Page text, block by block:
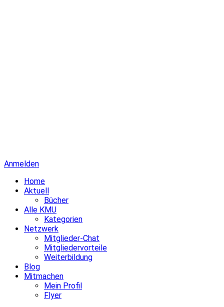
Anmelden
Home
Aktuell
Bücher
Alle KMU
Kategorien
Netzwerk
Mitglieder-Chat
Mitgliedervorteile
Weiterbildung
Blog
Mitmachen
Mein Profil
Flyer